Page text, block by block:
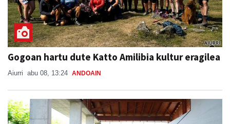
Gogoan hartu dute Katto Amilibia kultur eragilea
Aiurri abu 08, 13:24 ANDOAIN